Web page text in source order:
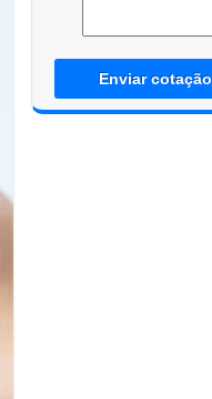
Enviar cotação